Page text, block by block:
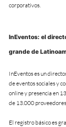
corporativos.
InEventos: el
grande de
InEventos es un
de eventos sociales y
online y presencia en
de 13.000
El registro básico es